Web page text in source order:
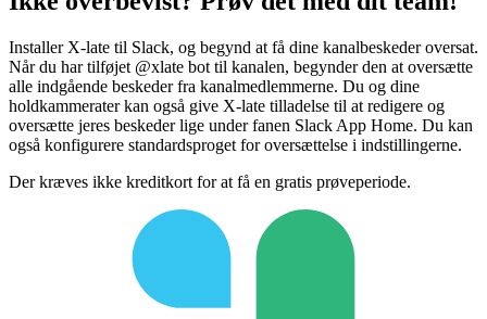
Installer X-late til Slack, og begynd at få dine kanalbeskeder oversat.
Når du har tilføjet @xlate bot til kanalen, begynder den at oversætte
alle indgående beskeder fra kanalmedlemmerne. Du og dine
holdkammerater kan også give X-late tilladelse til at redigere og
oversætte jeres beskeder lige under fanen Slack App Home. Du kan
også konfigurere standardsproget for oversættelse i indstillingerne.
Der kræves ikke kreditkort for at få en gratis prøveperiode.